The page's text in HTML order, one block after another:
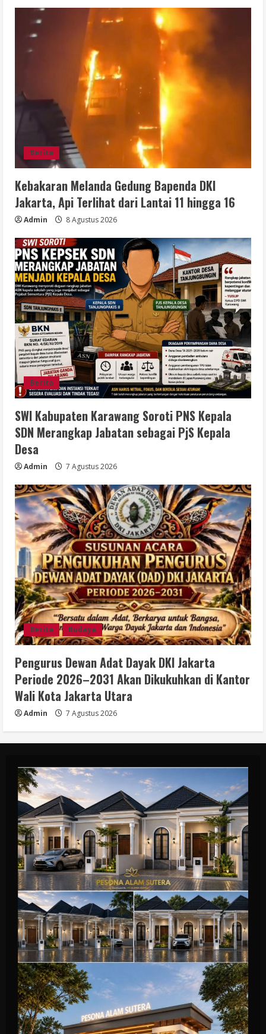
Berita
Kebakaran Melanda Gedung Bapenda DKI
Jakarta, Api Terlihat dari Lantai 11 hingga 16
Admin 8 Agustus 2026
Berita
SWI Kabupaten Karawang Soroti PNS Kepala
SDN Merangkap Jabatan sebagai PjS Kepala
Desa
Admin 7 Agustus 2026
Berita Budaya
Pengurus Dewan Adat Dayak DKI Jakarta
Periode 2026–2031 Akan Dikukuhkan di Kantor
Wali Kota Jakarta Utara
Admin 7 Agustus 2026